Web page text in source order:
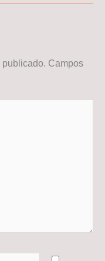
publicado. Campos